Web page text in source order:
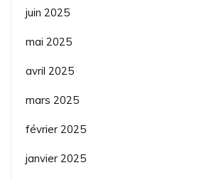
juin 2025
mai 2025
avril 2025
mars 2025
février 2025
janvier 2025